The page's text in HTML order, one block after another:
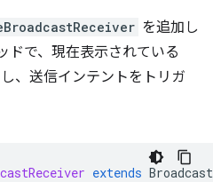
を追加し
ドで、現在表示されている
、送信インテントをトリガ
extends